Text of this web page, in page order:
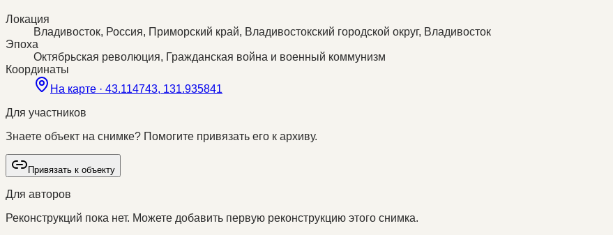
Локация
Владивосток, Россия, Приморский край, Владивостокский городской округ, Владивосток
Эпоха
Октябрьская революция, Гражданская война и военный коммунизм
Координаты
На карте · 43.114743, 131.935841
Для участников
Знаете объект на снимке? Помогите привязать его к архиву.
Привязать к объекту
Для авторов
Реконструкций пока нет. Можете добавить первую реконструкцию этого снимка.